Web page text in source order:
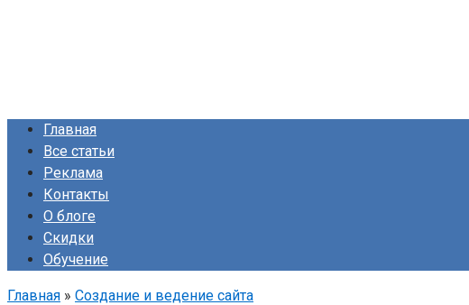
Главная
Все статьи
Реклама
Контакты
О блоге
Скидки
Обучение
Главная » Создание и ведение сайта